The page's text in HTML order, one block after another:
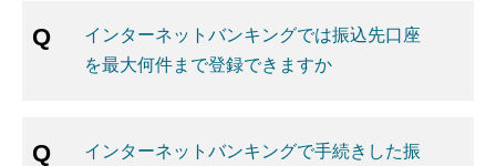
インターネットバンキングでは振込先口座
を最大何件まで登録できますか
インターネットバンキングで手続きした振